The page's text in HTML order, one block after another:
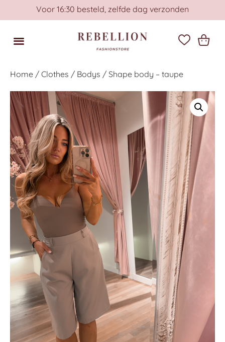
Voor 16:30 besteld, zelfde dag verzonden
Home / Clothes / Bodys / Shape body – taupe